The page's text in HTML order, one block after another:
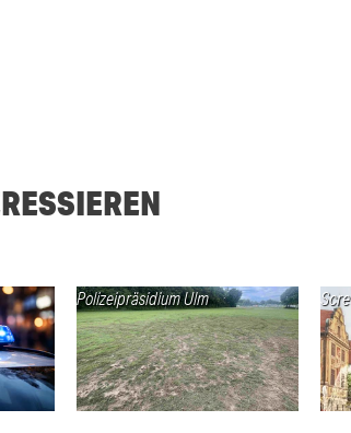
Polizeipräsidium Ulm